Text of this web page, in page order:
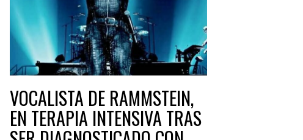
VOCALISTA DE RAMMSTEIN,
EN TERAPIA INTENSIVA TRAS